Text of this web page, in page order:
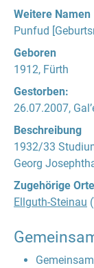
Weitere Namen
Punfud
Geboren
1912, Fürth
Gestorben:
26.07.2007,
Beschreibung
1932/33
Georg
Zugehörige Orte
Ellguth-Steinau